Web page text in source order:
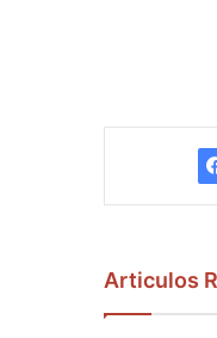
Articulos